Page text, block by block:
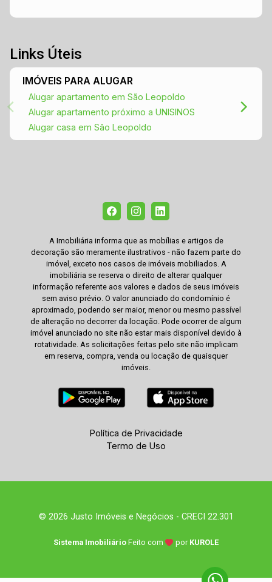
Links Úteis
IMÓVEIS PARA ALUGAR
Alugar apartamento em São Leopoldo
Alugar apartamento próximo a UNISINOS
Alugar casa em São Leopoldo
A Imobiliária informa que as mobílias e artigos de
decoração são meramente ilustrativos - não fazem parte do
imóvel, exceto nos casos de imóveis mobiliados. A
imobiliária se reserva o direito de alterar qualquer
informação referente aos valores e dados de seus imóveis
sem aviso prévio. O valor anunciado do condomínio é
aproximado, podendo ser maior, menor ou mesmo passível
de alteração no decorrer da locação. Pode ocorrer de algum
imóvel anunciado no site não estar mais disponível devido à
rotatividade. As solicitações feitas pelo site não implicam
em reserva, compra, venda ou locação de quaisquer
imóveis.
Política de Privacidade
Termo de Uso
© 2026 Justo Imóveis e Negócios - CRECI 22.301
Sistema Imobiliário Feito com por KUROLE